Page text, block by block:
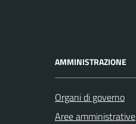
AMMINISTRAZIONE
Organi di governo
Aree amministrative